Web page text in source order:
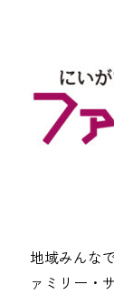
地域みんな
ァミリー・